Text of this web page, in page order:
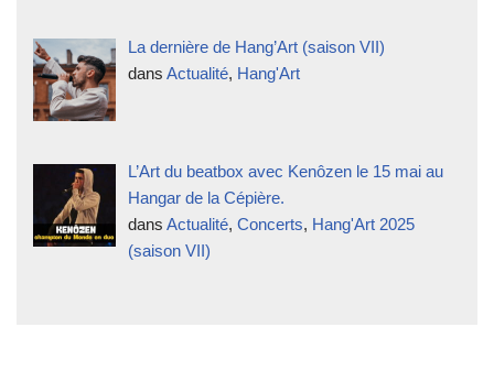
La dernière de Hang’Art (saison VII)
dansActualité, Hang'Art
L’Art du beatbox avec Kenôzen le 15 mai au
Hangar de la Cépière.
dansActualité,Concerts, Hang'Art 2025
(saison VII)